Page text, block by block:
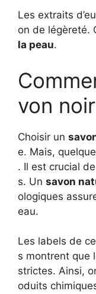
Les extraits
on de légèreté.
la peau.
von
Choisir un
e. Mais,
. Il est crucial
s. Un savon
ologiques
eau.
Les labels de
s montrent que
strictes. Ainsi,
oduits